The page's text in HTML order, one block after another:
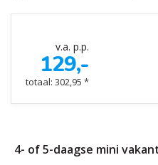
v.a. p.p.
129,-
totaal: 302,95 *
4- of 5-daagse mini